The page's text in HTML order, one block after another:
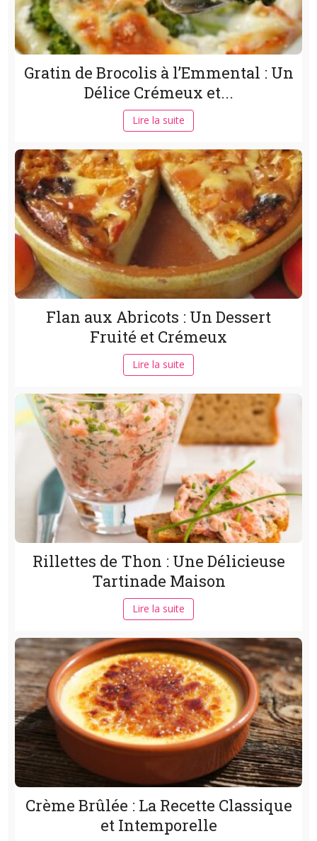
Gratin de Brocolis à l’Emmental : Un
Délice Crémeux et...
Lire la suite
Flan aux Abricots : Un Dessert
Fruité et Crémeux
Lire la suite
Rillettes de Thon : Une Délicieuse
Tartinade Maison
Lire la suite
Crème Brûlée : La Recette Classique
et Intemporelle